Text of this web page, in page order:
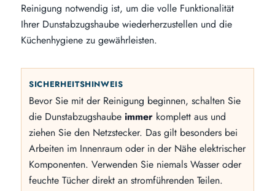
Reinigung notwendig ist, um die volle Funktionalität
Ihrer Dunstabzugshaube wiederherzustellen und die
Küchenhygiene zu gewährleisten.
SICHERHEITSHINWEIS
Bevor Sie mit der Reinigung beginnen, schalten Sie
die Dunstabzugshaube immer komplett aus und
ziehen Sie den Netzstecker. Das gilt besonders bei
Arbeiten im Innenraum oder in der Nähe elektrischer
Komponenten. Verwenden Sie niemals Wasser oder
feuchte Tücher direkt an stromführenden Teilen.